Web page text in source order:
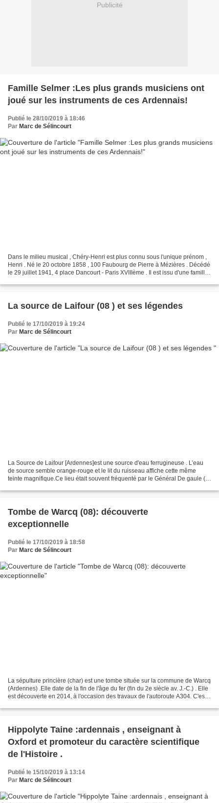
Publicité
Famille Selmer :Les plus grands musiciens ont
joué sur les instruments de ces Ardennais!
Publié le 28/10/2019 à 18:46
Par Marc de Sélincourt
Dans le milieu musical , Chéry-Henri est plus connu sous l'unique prénom ,
Henri . Né le 20 octobre 1858 , 100 Faubourg de Pierre à Mézières . Décédé
le 29 juillet 1941, 4 place Dancourt - Paris XVIIIème . Il est issu d'une famille
La source de Laifour (08 ) et ses légendes
Publié le 17/10/2019 à 19:24
Par Marc de Sélincourt
La Source de Laifour [Ardennes]est une source d'eau ferrugineuse . L’eau
de source semble orange-rouge et le lit du ruisseau affiche cette même
teinte magnifique.Ce lieu était souvent fréquenté par le Général De gaule ( 1
Tombe de Warcq (08): découverte
exceptionnelle
Publié le 17/10/2019 à 18:58
Par Marc de Sélincourt
La sépulture princière (char) est une tombe située sur la commune de Warcq
(Ardennes) .Elle date de la fin de l'âge du fer (fin du 2e siècle av. J.-C.) . Elle
est découverte en 2014, à l'occasion des travaux de l'autoroute A304. C'est
Hippolyte Taine :ardennais , enseignant à
Oxford et promoteur du caractère scientifique
de l'Histoire .
Publié le 15/10/2019 à 13:14
Par Marc de Sélincourt